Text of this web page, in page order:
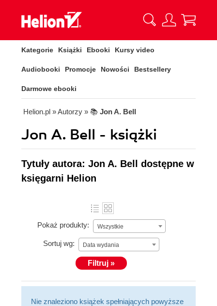
Kategorie Książki Ebooki Kursy video
Audiobooki Promocje Nowości Bestsellery
Darmowe ebooki
Helion.pl » Autorzy » 📚 Jon A. Bell
Jon A. Bell - książki
Tytuły autora: Jon A. Bell dostępne w
księgarni Helion
Pokaż produkty: Wszystkie
Sortuj wg: Data wydania
Filtruj »
Nie znaleziono książek spełniających powyższe